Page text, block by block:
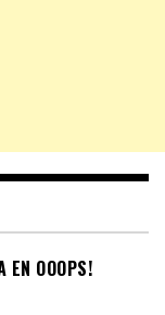
EN OOOPS!